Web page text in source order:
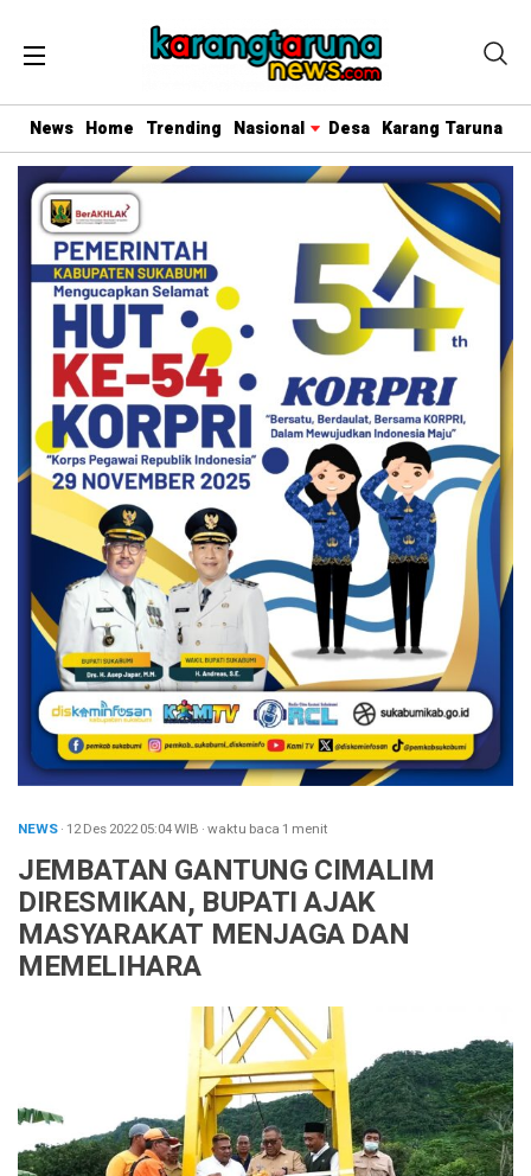
News Home Trending Nasional Desa Karang Taruna
NEWS· 12 Des 202205:04WIB ·waktu baca 1 menit
JEMBATAN GANTUNG CIMALIM
DIRESMIKAN, BUPATI AJAK
MASYARAKAT MENJAGA DAN
MEMELIHARA